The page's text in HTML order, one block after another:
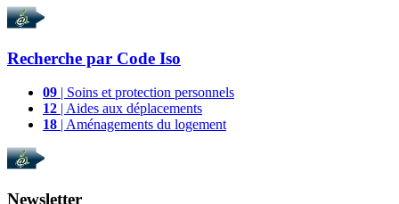
Recherche par Code Iso
09 | Soins et protection personnels
12 | Aides aux déplacements
18 | Aménagements du logement
Newsletter